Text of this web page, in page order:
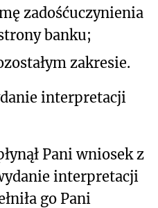
zadośćuczynienia
banku;
zakresie.
interpretacji
Pani wniosek z
interpretacji
go Pani